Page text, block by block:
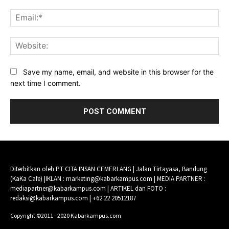
Save my name, email, and website in this browser for the
next time I comment.
Diterbitkan oleh PT CITA INSAN CEMERLANG | Jalan Tirtayasa, Bandung
(KaKa Cafe) |IKLAN : marketing@kabarkampus.com | MEDIA PARTNER :
mediapartner@kabarkampus.com | ARTIKEL dan FOTO :
redaksi@kabarkampus.com | +62 22 20512187
Copyright ©2011 - 2020 Kabarkampus.com